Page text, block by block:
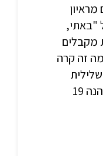
"באתי,
מקבלים
זה קרה
לאוסף? נו, טוב ששאלתם... הנה 19